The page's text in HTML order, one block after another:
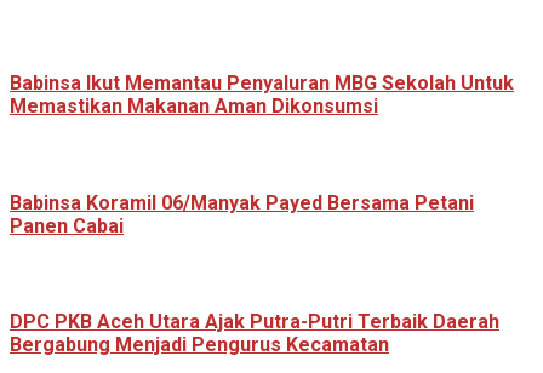
Babinsa Ikut Memantau Penyaluran MBG Sekolah Untuk
Memastikan Makanan Aman Dikonsumsi
Babinsa Koramil 06/Manyak Payed Bersama Petani
Panen Cabai
‎DPC PKB Aceh Utara Ajak Putra-Putri Terbaik Daerah
Bergabung Menjadi Pengurus Kecamatan